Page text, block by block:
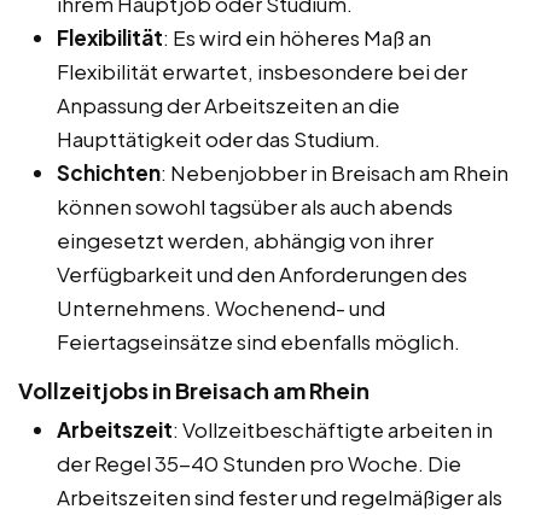
Flexibilität: Es wird ein höheres Maß an
Flexibilität erwartet, insbesondere bei der
Anpassung der Arbeitszeiten an die
Haupttätigkeit oder das Studium.
Schichten: Nebenjobber in Breisach am Rhein
können sowohl tagsüber als auch abends
eingesetzt werden, abhängig von ihrer
Verfügbarkeit und den Anforderungen des
Unternehmens. Wochenend- und
Feiertagseinsätze sind ebenfalls möglich.
Vollzeitjobs in Breisach am Rhein
Arbeitszeit: Vollzeitbeschäftigte arbeiten in
der Regel 35-40 Stunden pro Woche. Die
Arbeitszeiten sind fester und regelmäßiger als